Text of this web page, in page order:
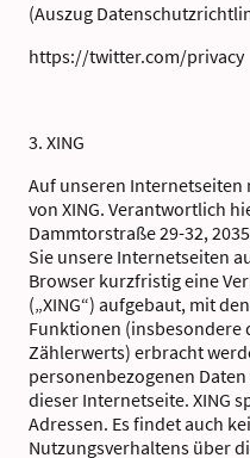
(Auszug
https://twitter.com/privacy
3. XING
Auf unseren Internetseiten
von XING. Verantwortlich
Dammtorstraße 29-32,
Sie unsere Internetseiten
Browser kurzfristig eine
(„XING“) aufgebaut, mit
Funktionen (insbesondere
Zählerwerts) erbracht
personenbezogenen
dieser Internetseite. XING
Adressen. Es findet auch
Nutzungsverhaltens über